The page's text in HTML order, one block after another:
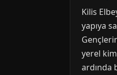
Kilis
yapıya
yerel
ardında